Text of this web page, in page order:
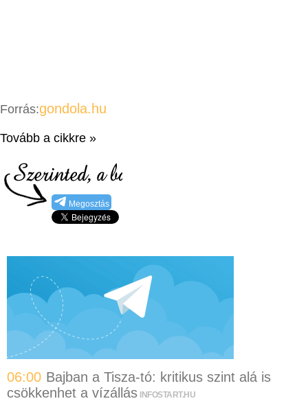
Forrás:gondola.hu
Tovább a cikkre »
Megosztás
06:00 Bajban a Tisza-tó: kritikus szint alá is
csökkenhet a vízállás INFOSTART.HU